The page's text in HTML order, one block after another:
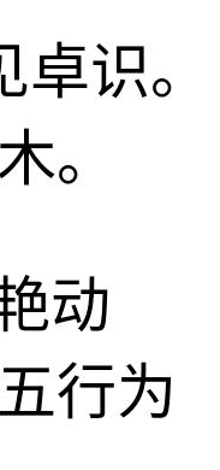
识。
。
动
行为